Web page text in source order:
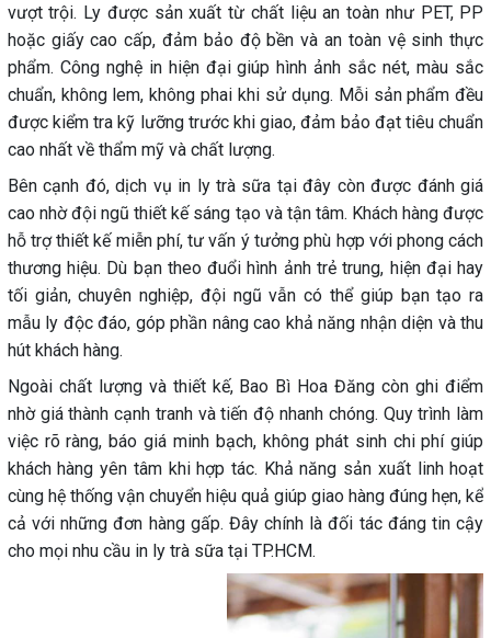
vượt trội. Ly được sản xuất từ chất liệu an toàn như PET, PP
hoặc giấy cao cấp, đảm bảo độ bền và an toàn vệ sinh thực
phẩm. Công nghệ in hiện đại giúp hình ảnh sắc nét, màu sắc
chuẩn, không lem, không phai khi sử dụng. Mỗi sản phẩm đều
được kiểm tra kỹ lưỡng trước khi giao, đảm bảo đạt tiêu chuẩn
cao nhất về thẩm mỹ và chất lượng.
Bên cạnh đó, dịch vụ in ly trà sữa tại đây còn được đánh giá
cao nhờ đội ngũ thiết kế sáng tạo và tận tâm. Khách hàng được
hỗ trợ thiết kế miễn phí, tư vấn ý tưởng phù hợp với phong cách
thương hiệu. Dù bạn theo đuổi hình ảnh trẻ trung, hiện đại hay
tối giản, chuyên nghiệp, đội ngũ vẫn có thể giúp bạn tạo ra
mẫu ly độc đáo, góp phần nâng cao khả năng nhận diện và thu
hút khách hàng.
Ngoài chất lượng và thiết kế, Bao Bì Hoa Đăng còn ghi điểm
nhờ giá thành cạnh tranh và tiến độ nhanh chóng. Quy trình làm
việc rõ ràng, báo giá minh bạch, không phát sinh chi phí giúp
khách hàng yên tâm khi hợp tác. Khả năng sản xuất linh hoạt
cùng hệ thống vận chuyển hiệu quả giúp giao hàng đúng hẹn, kể
cả với những đơn hàng gấp. Đây chính là đối tác đáng tin cậy
cho mọi nhu cầu in ly trà sữa tại TP.HCM.